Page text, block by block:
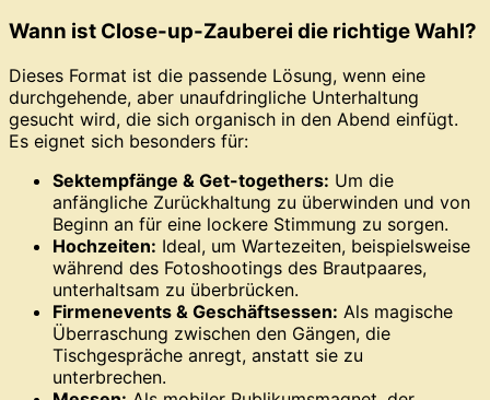
Wann ist Close-up-Zauberei die richtige Wahl?
Dieses Format ist die passende Lösung, wenn eine
durchgehende, aber unaufdringliche Unterhaltung
gesucht wird, die sich organisch in den Abend einfügt.
Es eignet sich besonders für:
Sektempfänge & Get-togethers: Um die
anfängliche Zurückhaltung zu überwinden und von
Beginn an für eine lockere Stimmung zu sorgen.
Hochzeiten: Ideal, um Wartezeiten, beispielsweise
während des Fotoshootings des Brautpaares,
unterhaltsam zu überbrücken.
Firmenevents & Geschäftsessen: Als magische
Überraschung zwischen den Gängen, die
Tischgespräche anregt, anstatt sie zu
unterbrechen.